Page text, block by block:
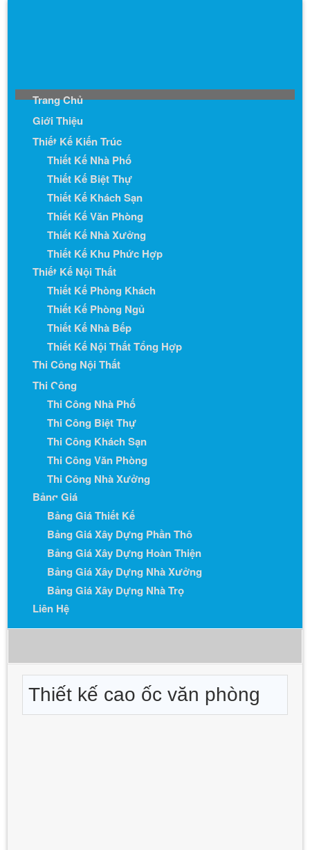
Trang Chủ
Giới Thiệu
Thiết Kế Kiến Trúc
Thiết Kế Nhà Phố
Thiết Kế Biệt Thự
Thiết Kế Khách Sạn
Thiết Kế Văn Phòng
Thiết Kế Nhà Xưởng
Thiết Kế Khu Phức Hợp
Thiết Kế Nội Thất
Thiết Kế Phòng Khách
Thiết Kế Phòng Ngủ
Thiết Kế Nhà Bếp
Thiết Kế Nội Thất Tổng Hợp
Thi Công Nội Thất
Thi Công
Thi Công Nhà Phố
Thi Công Biệt Thự
Thi Công Khách Sạn
Thi Công Văn Phòng
Thi Công Nhà Xưởng
Bảng Giá
Bảng Giá Thiết Kế
Bảng Giá Xây Dựng Phần Thô
Bảng Giá Xây Dựng Hoàn Thiện
Bảng Giá Xây Dựng Nhà Xưởng
Bảng Giá Xây Dựng Nhà Trọ
Liên Hệ
Thiết kế cao ốc văn phòng